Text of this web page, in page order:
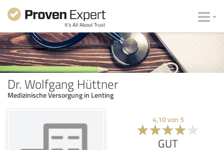
Dr. Wolfgang Hüttner
Medizinische Versorgung in Lenting
4,10von 5
GUT